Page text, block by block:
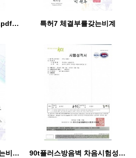
특허6 평면가설방음판재.pdf_page_1 특허7 체결부를갖는비계
특허8 원터치체결부를갖는비계 이중근 90t플러스방음벽 차음시험성적서20151117